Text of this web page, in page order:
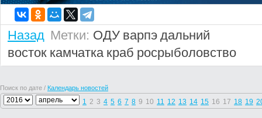
Назад Метки: ОДУ варпэ дальний
восток камчатка краб росрыболовство
Поиск по дате / Календарь новостей
1 2 3 4 5 6 7 8 9 10 11 12 13 14 15 16 17 18 19